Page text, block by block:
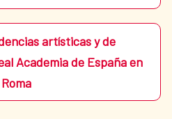
artísticas y de
Academia de España en
Roma